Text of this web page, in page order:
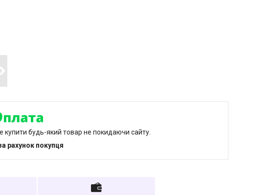
купити будь-який товар не покидаючи сайту.
рахунок покупця